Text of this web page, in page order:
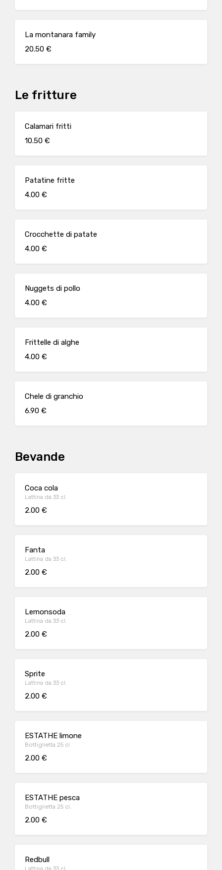
La montanara family
20.50 €
Le fritture
Calamari fritti
10.50 €
Patatine fritte
4.00 €
Crocchette di patate
4.00 €
Nuggets di pollo
4.00 €
Frittelle di alghe
4.00 €
Chele di granchio
6.90 €
Bevande
Coca cola
Lattina da 33 cl.
2.00 €
Fanta
Lattina da 33 cl.
2.00 €
Lemonsoda
Lattina da 33 cl.
2.00 €
Sprite
Lattina da 33 cl.
2.00 €
ESTATHE limone
Bottiglietta 25 cl
2.00 €
ESTATHE pesca
Bottiglietta 25 cl.
2.00 €
Redbull
Lattina da 33 cl.